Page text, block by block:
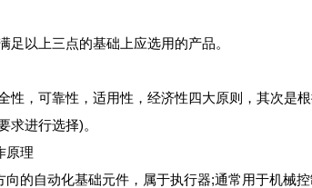
以上三点的基础上应选用的产品。
性，可靠性，适用性，经济性四大原则，其次是
求进行选择)。
原理
的自动化基础元件，属于执行器;通常用于机械